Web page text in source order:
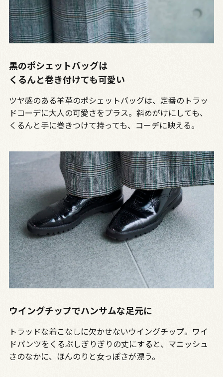
黒のポシェットバッグは
くるんと巻き付けても可愛い
ツヤ感のある羊革のポシェットバッグは、定番のトラッ
ドコーデに大人の可愛さをプラス。斜めがけにしても、
くるんと手に巻きつけて持っても、コーデに映える。
ウイングチップでハンサムな足元に
トラッドな着こなしに欠かせないウイングチップ。ワイ
ドパンツをくるぶしぎりぎりの丈にすると、マニッシュ
さのなかに、ほんのりと女っぽさが漂う。